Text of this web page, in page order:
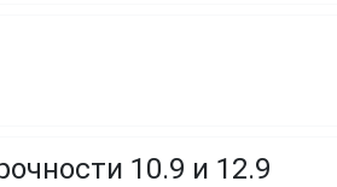
10.9 и 12.9